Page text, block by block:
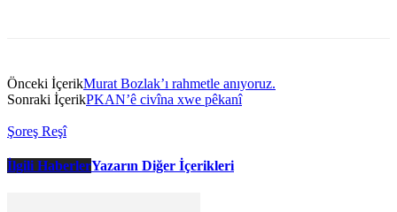
Önceki İçerikMurat Bozlak’ı rahmetle anıyoruz.
Sonraki İçerikPKAN’ê civîna xwe pêkanî
Şoreş Reşî
İlgili HaberlerYazarın Diğer İçerikleri